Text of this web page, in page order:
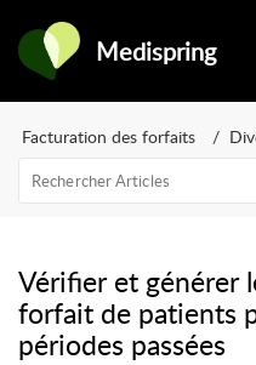
Medispring
Facturation des forfaits
Vérifier et générer
forfait de patients
périodes passées